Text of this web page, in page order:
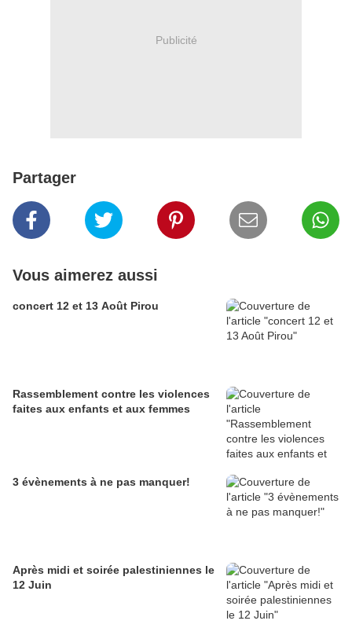
Publicité
Partager
Vous aimerez aussi
concert 12 et 13 Août Pirou
Rassemblement contre les violences
faites aux enfants et aux femmes
3 évènements à ne pas manquer!
Après midi et soirée palestiniennes le
12 Juin